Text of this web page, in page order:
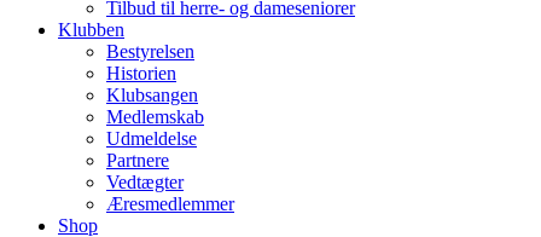
Tilbud til herre- og dameseniorer
Klubben
Bestyrelsen
Historien
Klubsangen
Medlemskab
Udmeldelse
Partnere
Vedtægter
Æresmedlemmer
Shop